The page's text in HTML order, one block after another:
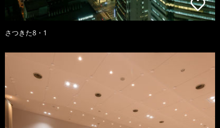
さつきた8・1